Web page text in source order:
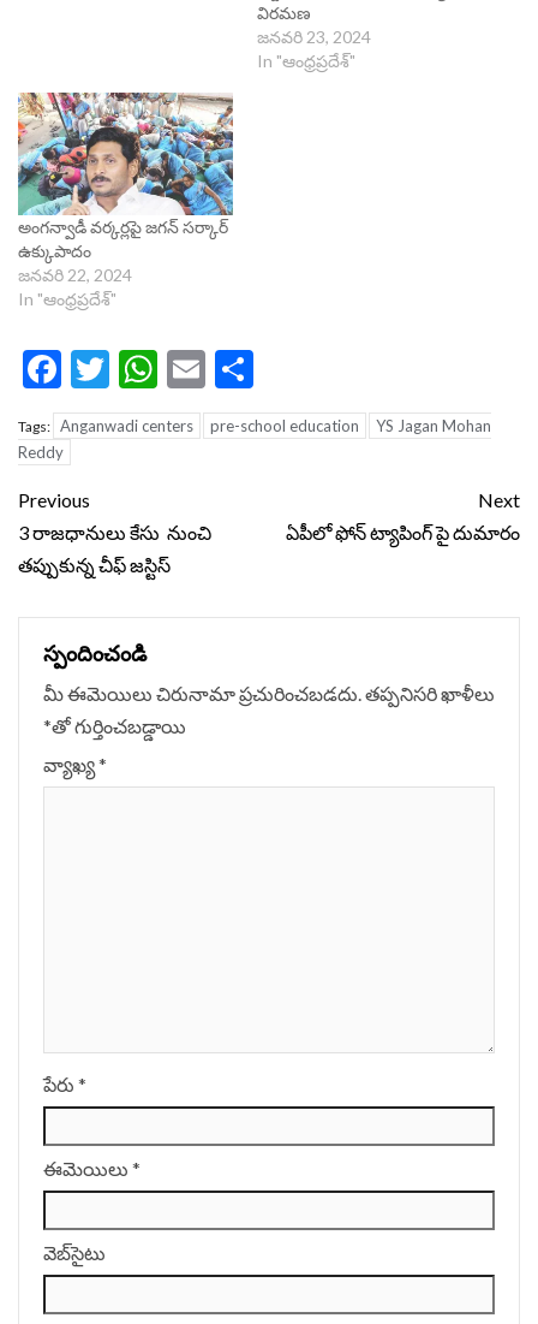
విరమణ
జనవరి 23, 2024
In "ఆంధ్రప్రదేశ్"
అంగన్వాడీ వర్కర్లపై జగన్ సర్కార్
ఉక్కుపాదం
జనవరి 22, 2024
In "ఆంధ్రప్రదేశ్"
Facebook
Twitter
WhatsApp
Email
Tags: Anganwadi centers pre-school education
YS Jagan Mohan
Reddy
Continue
Reading
Previous
3 రాజ‌ధానులు కేసు నుంచి
త‌ప్పుకున్న చీఫ్ జ‌స్టిస్‌
Next
ఏపీలో ఫోన్ ట్యాపింగ్ పై దుమారం
స్పందించండి
మీ ఈమెయిలు చిరునామా ప్రచురించబడదు.తప్పనిసరి ఖాళీలు
*‌తో గుర్తించబడ్డాయి
వ్యాఖ్య*
పేరు *
ఈమెయిలు *
వెబ్‌సైటు